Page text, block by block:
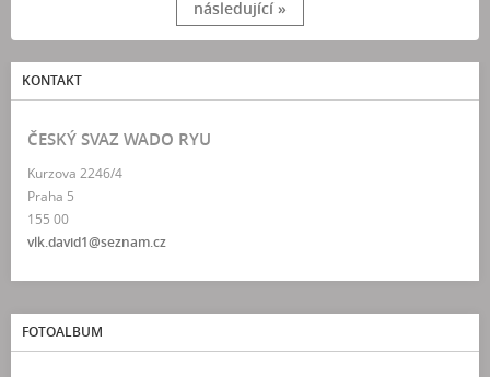
následující »
KONTAKT
ČESKÝ SVAZ WADO RYU
Kurzova 2246/4
Praha 5
155 00
vlk.david1@seznam.cz
FOTOALBUM